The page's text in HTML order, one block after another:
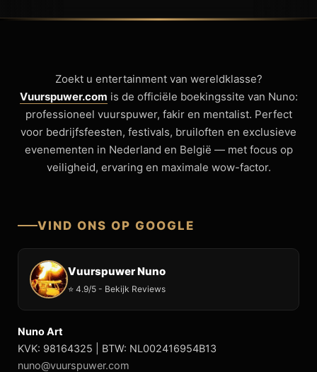
Zoekt u entertainment van wereldklasse?
Vuurspuwer.com is de officiële boekingssite van Nuno:
professioneel vuurspuwer, fakir en mentalist. Perfect
voor bedrijfsfeesten, festivals, bruiloften en exclusieve
evenementen in Nederland en België — met focus op
veiligheid, ervaring en maximale wow-factor.
VIND ONS OP GOOGLE
Vuurspuwer Nuno
⭐ 4.9/5 - Bekijk Reviews
Nuno Art
KVK: 98164325 | BTW: NL002416954B13
nuno@vuurspuwer.com